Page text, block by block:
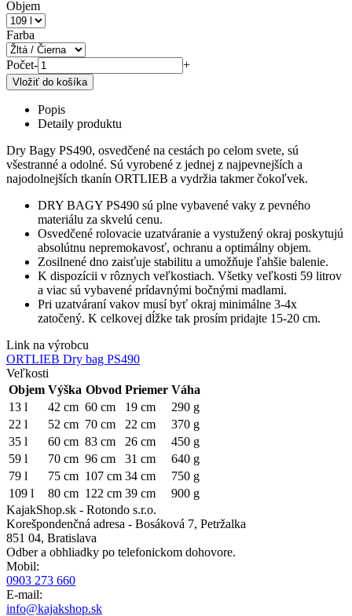
Objem
Farba
Počet- +
Popis
Detaily produktu
Dry Bagy PS490, osvedčené na cestách po celom svete, sú
všestranné a odolné. Sú vyrobené z jednej z najpevnejších a
najodolnejších tkanín ORTLIEB a vydržia takmer čokoľvek.
DRY BAGY PS490 sú plne vybavené vaky z pevného
materiálu za skvelú cenu.
Osvedčené rolovacie uzatváranie a vystužený okraj poskytujú
absolútnu nepremokavosť, ochranu a optimálny objem.
Zosilnené dno zaisťuje stabilitu a umožňuje ľahšie balenie.
K dispozícii v rôznych veľkostiach. Všetky veľkosti 59 litrov
a viac sú vybavené prídavnými bočnými madlami.
Pri uzatváraní vakov musí byť okraj minimálne 3-4x
zatočený. K celkovej dĺžke tak prosím pridajte 15-20 cm.
Link na výrobcu
ORTLIEB Dry bag PS490
Veľkosti
Objem Výška Obvod Priemer Váha
13 l
42 cm 60 cm 19 cm
290 g
22 l
52 cm 70 cm 22 cm
370 g
35 l
60 cm 83 cm 26 cm
450 g
59 l
70 cm 96 cm 31 cm
640 g
79 l
75 cm 107 cm 34 cm
750 g
109 l
80 cm 122 cm 39 cm
900 g
KajakShop.sk - Rotondo s.r.o.
Korešpondenčná adresa - Bosáková 7, Petržalka
851 04, Bratislava
Odber a obhliadky po telefonickom dohovore.
Mobil:
0903 273 660
E-mail:
info@kajakshop.sk